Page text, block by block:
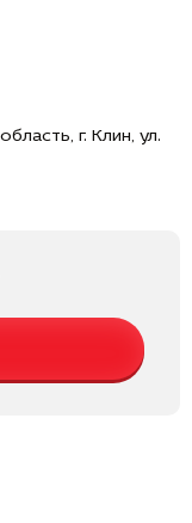
г. Клин, ул.